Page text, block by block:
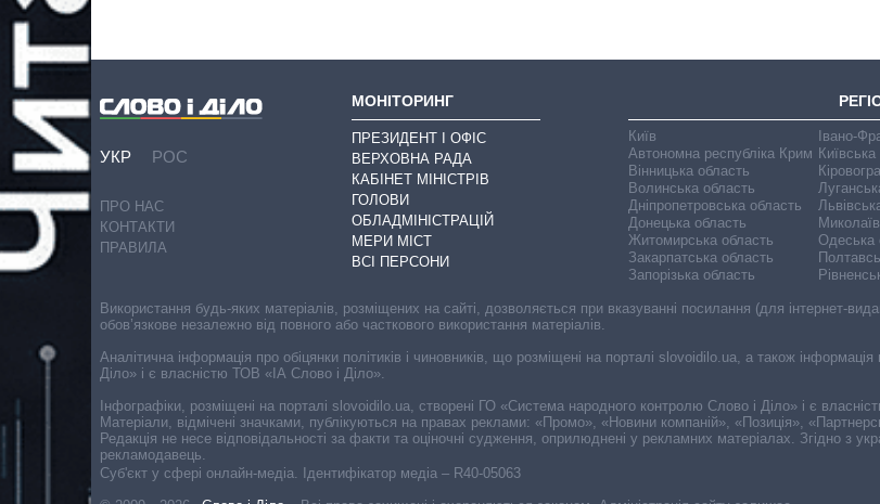
УКР РОС
ПРО НАС
КОНТАКТИ
ПРАВИЛА
МОНІТОРИНГ
ПРЕЗИДЕНТ І ОФІС
ВЕРХОВНА РАДА
КАБІНЕТ МІНІСТРІВ
ГОЛОВИ
ОБЛАДМІНІСТРАЦІЙ
МЕРИ МІСТ
ВСІ ПЕРСОНИ
Київ
Автономна республіка Крим
Вінницька область
Волинська область
Дніпропетровська область
Донецька область
Житомирська область
Закарпатська область
Запорізька область
Івано-
Одеська
Cуб'єкт у сфері онлайн-медіа. Ідентифікатор медіа – R40-05063
Використання будь-яких матеріалів, розміщених на сайті, дозволяється при вказуванні посилання (для інтернет-
обов’язкове незалежно від повного або часткового використання матеріалів.
Аналітична інформація про обіцянки політиків і чиновників, що розміщені на порталі slovoidilo.ua, а також
Діло» і є власністю ТОВ «ІА Слово і Діло».
Інфографіки, розміщені на порталі slovoidilo.ua, створені ГО «Система народного контролю Слово і Діло» і є
Матеріали, відмічені значками, публікуються на правах реклами: «Промо», «Новини компаній», «Позиція»,
Редакція не несе відповідальності за факти та оціночні судження, оприлюднені у рекламних матеріалах. Згідно з
рекламодавець.